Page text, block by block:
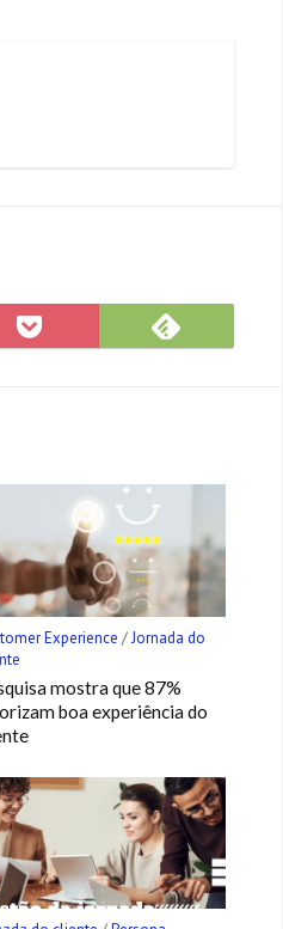
Save
to
Subscribe
on
Experience /Jornada do
mostra que 87%
boa experiência do